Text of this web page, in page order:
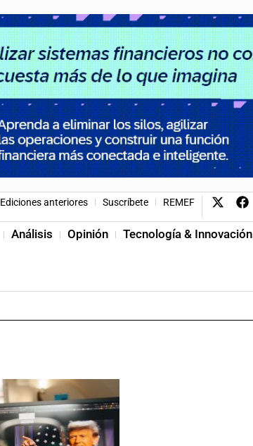
Ediciones anteriores Suscríbete REMEF
Análisis Opinión Tecnología & Innovación